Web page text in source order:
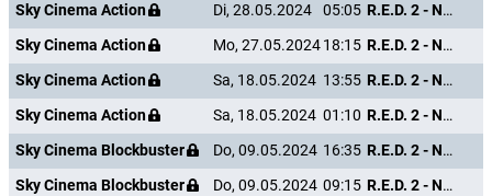
Sky Cinema Action
Di, 28.05.2024 05:05
R.E.D. 2 - Noch Älter. Härter. Besser.
Sky Cinema Action
Mo, 27.05.202418:15
R.E.D. 2 - Noch Älter. Härter. Besser.
Sky Cinema Action
Sa, 18.05.2024 13:55
R.E.D. 2 - Noch Älter. Härter. Besser.
Sky Cinema Action
Sa, 18.05.2024 01:10
R.E.D. 2 - Noch Älter. Härter. Besser.
Sky Cinema Blockbuster
Do, 09.05.2024 16:35
R.E.D. 2 - Noch Älter. Härter. Besser.
Sky Cinema Blockbuster
Do, 09.05.2024 09:15
R.E.D. 2 - Noch Älter. Härter. Besser.